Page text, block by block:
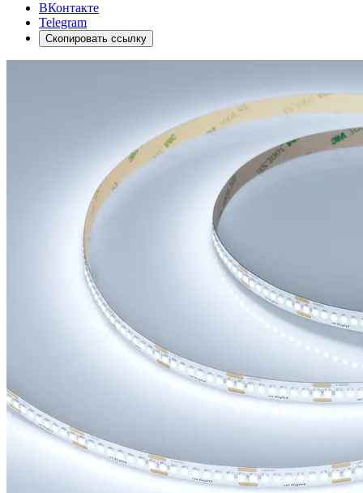
ВКонтакте
Telegram
Скопировать ссылку